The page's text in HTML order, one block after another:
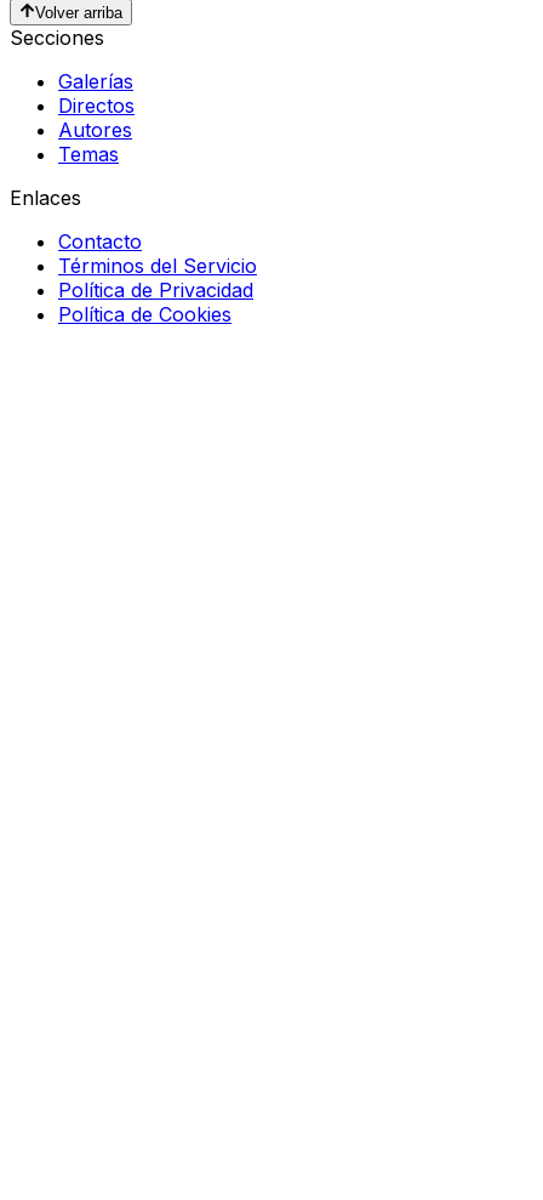
Volver arriba
Secciones
Galerías
Directos
Autores
Temas
Enlaces
Contacto
Términos del Servicio
Política de Privacidad
Política de Cookies